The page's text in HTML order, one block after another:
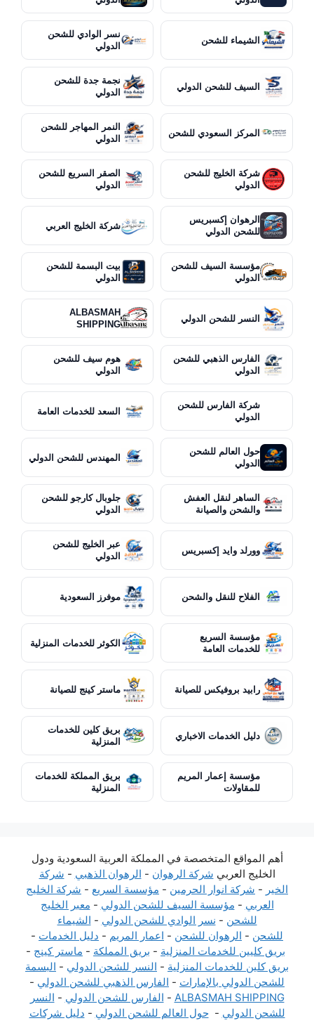
الشيماء للشحن
نسر الوادي للشحن
الدولي
السيف للشحن الدولي
نجمة جدة للشحن
الدولي
المركز السعودي للشحن
النمر المهاجر للشحن
الدولي
شركة الخليج للشحن
الدولي
الصقر السريع للشحن
الدولي
الرهوان إكسبريس
للشحن الدولي
شركة الخليج العربي
مؤسسة السيف للشحن
الدولي
بيت البسمة للشحن
الدولي
النسر للشحن الدولي
ALBASMAH
SHIPPING
الفارس الذهبي للشحن
الدولي
هوم سيف للشحن
الدولي
شركة الفارس للشحن
الدولي
السعد للخدمات العامة
حول العالم للشحن
الدولي
المهندس للشحن الدولي
الساهر لنقل العفش
والشحن والصيانة
جلوبال كارجو للشحن
الدولي
وورلد وايد إكسبريس
عبر الخليج للشحن
الدولي
الفلاح للنقل والشحن موفرز السعودية
مؤسسة السريع
للخدمات العامة
الكوثر للخدمات المنزلية
رابيد بروفيكس للصيانة ماستر كينج للصيانة
دليل الخدمات الاخباري
بريق كلين للخدمات
المنزلية
مؤسسة إعمار المريم
للمقاولات
بريق المملكة للخدمات
المنزلية
أهم المواقع المتخصصة في المملكة العربية السعودية ودول
الخليج العربي شركة الرهوان - الرهوان الذهبي - شركة
الخير - شركة انوار الحرمين - مؤسسة السريع - شركة الخليج
العربي - مؤسسة السيف للشحن الدولي - معبر الخليج
للشحن - نسر الوادي للشحن الدولي - الشيماء
للشحن - الرهوان للشحن - اعمار المريم - دليل الخدمات -
بريق كليين للخدمات المنزلية - بريق المملكة - ماستر كينج -
بريق كلين للخدمات المنزلية - النسر للشحن الدولي - البسمة
للشحن الدولي بالإمارات - الفارس الذهبي للشحن الدولي -
ALBASMAH SHIPPING
- الفارس للشحن الدولي - النسر
للشحن الدولي -حول العالم للشحن الدولي - دليل شركات